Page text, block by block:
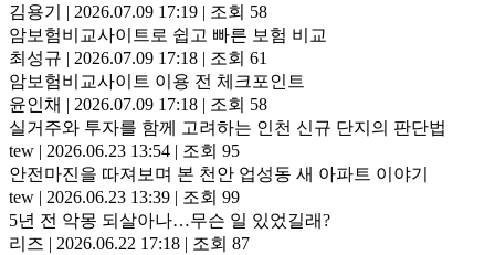
김용기 | 2026.07.09 17:19 | 조회 58
암보험비교사이트로 쉽고 빠른 보험 비교
최성규 | 2026.07.09 17:18 | 조회 61
암보험비교사이트 이용 전 체크포인트
윤인채 | 2026.07.09 17:18 | 조회 58
실거주와 투자를 함께 고려하는 인천 신규 단지의 판단법
tew | 2026.06.23 13:54 | 조회 95
안전마진을 따져보며 본 천안 업성동 새 아파트 이야기
tew | 2026.06.23 13:39 | 조회 99
5년 전 악몽 되살아나…무슨 일 있었길래?
리즈 | 2026.06.22 17:18 | 조회 87